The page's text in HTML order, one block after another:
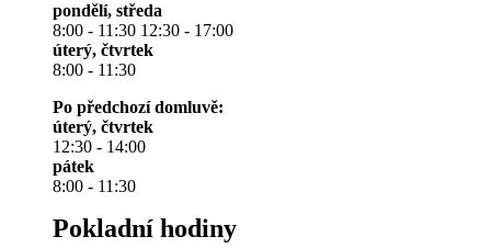
pondělí, středa
8:00 - 11:30 12:30 - 17:00
úterý, čtvrtek
8:00 - 11:30
Po předchozí domluvě:
úterý, čtvrtek
12:30 - 14:00
pátek
8:00 - 11:30
Pokladní hodiny